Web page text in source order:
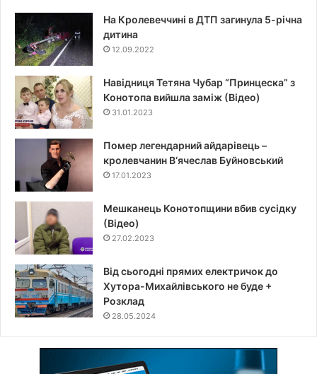
На Кролевеччині в ДТП загинула 5-річна
дитина
12.09.2022
Навідниця Тетяна Чубар “Принцеска” з
Конотопа вийшла заміж (Відео)
31.01.2023
Помер легендарний айдарівець –
кролевчанин В‘ячеслав Буйновський
17.01.2023
Мешканець Конотопщини вбив сусідку
(Відео)
27.02.2023
Від сьогодні прямих електричок до
Хутора-Михайлівського не буде +
Розклад
28.05.2024